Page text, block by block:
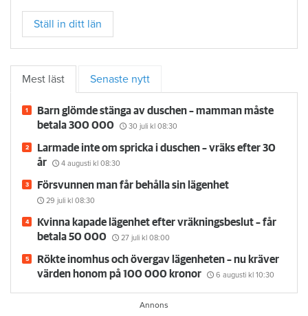
Ställ in ditt län
Mest läst Senaste nytt
Barn glömde stänga av duschen – mamman måste
betala 300 000
30 juli kl 08:30
Larmade inte om spricka i duschen – vräks efter 30
år
4 augusti kl 08:30
Försvunnen man får behålla sin lägenhet
29 juli kl 08:30
Kvinna kapade lägenhet efter vräkningsbeslut – får
betala 50 000
27 juli kl 08:00
Rökte inomhus och övergav lägenheten – nu kräver
värden honom på 100 000 kronor
6 augusti kl 10:30